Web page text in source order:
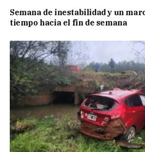
Semana de inestabilidad y un
tiempo hacia el fin de semana